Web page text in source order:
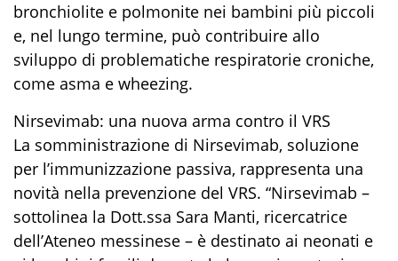
bronchiolite e polmonite nei bambini più piccoli
e, nel lungo termine, può contribuire allo
sviluppo di problematiche respiratorie croniche,
come asma e wheezing.
Nirsevimab: una nuova arma contro il VRS
La somministrazione di Nirsevimab, soluzione
per l’immunizzazione passiva, rappresenta una
novità nella prevenzione del VRS. “Nirsevimab –
sottolinea la Dott.ssa Sara Manti, ricercatrice
dell’Ateneo messinese – è destinato ai neonati e